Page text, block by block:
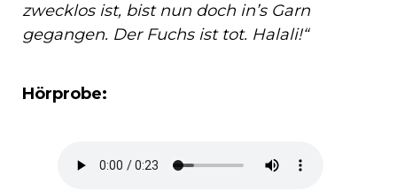
zwecklos ist, bist nun doch in’s Garn
gegangen. Der Fuchs ist tot. Halali!“
Hörprobe: